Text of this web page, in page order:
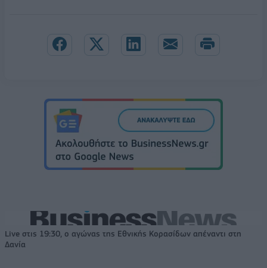
Live στις 19:30, ο αγώνας της Εθνικής Κορασίδων απέναντι στη
Δανία